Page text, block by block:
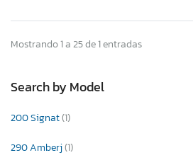
Mostrando 1 a 25 de 1 entradas
Search by Model
200 Signat(1)
290 Amberj(1)